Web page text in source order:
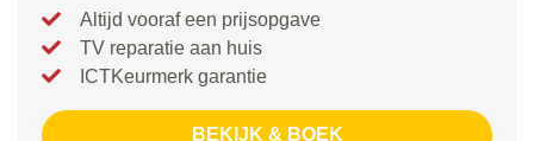
Altijd vooraf een prijsopgave
TV reparatie aan huis
ICTKeurmerk garantie
BEKIJK & BOEK